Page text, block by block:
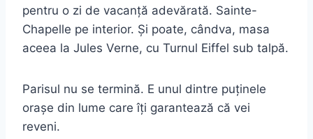
pentru o zi de vacanță adevărată. Sainte-
Chapelle pe interior. Și poate, cândva, masa
aceea la Jules Verne, cu Turnul Eiffel sub talpă.
Parisul nu se termină. E unul dintre puținele
orașe din lume care îți garantează că vei
reveni.